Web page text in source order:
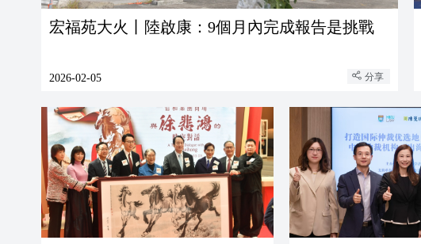
宏福苑大火丨陸啟康：9個月內完成報告是挑戰
2026-02-05 分享